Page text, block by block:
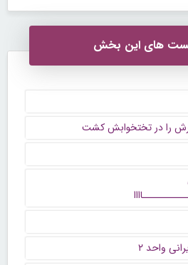
های این بخش
را در تختخوابش کشت
واحد ۲